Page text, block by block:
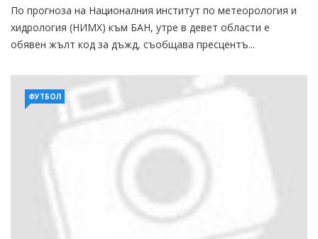
По прогноза на Националния институт по метеорология и
хидрология (НИМХ) към БАН, утре в девет области е
обявен жълт код за дъжд, съобщава пресцентъ...
ФУТБОЛ